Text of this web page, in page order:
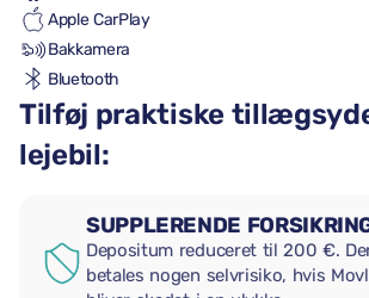
Apple CarPlay
Bakkamera
Bluetooth
Tilføj praktiske
lejebil:
SUPPLERENDE
Depositum reduceret til 200 €.
betales nogen selvrisiko, hvis